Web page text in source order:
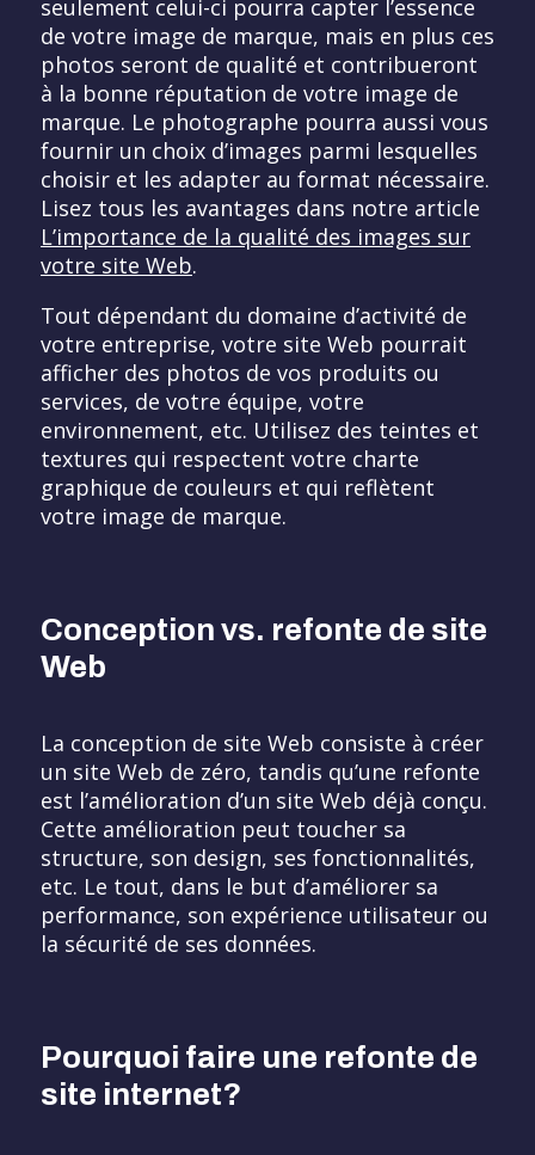
seulement celui-ci pourra capter l’essence
de votre image de marque, mais en plus ces
photos seront de qualité et contribueront
à la bonne réputation de votre image de
marque. Le photographe pourra aussi vous
fournir un choix d’images parmi lesquelles
choisir et les adapter au format nécessaire.
Lisez tous les avantages dans notre article
L’importance de la qualité des images sur
votre site Web.
Tout dépendant du domaine d’activité de
votre entreprise, votre site Web pourrait
afficher des photos de vos produits ou
services, de votre équipe, votre
environnement, etc. Utilisez des teintes et
textures qui respectent votre charte
graphique de couleurs et qui reflètent
votre image de marque.
Conception vs. refonte de site
Web
La conception de site Web consiste à créer
un site Web de zéro, tandis qu’une refonte
est l’amélioration d’un site Web déjà conçu.
Cette amélioration peut toucher sa
structure, son design, ses fonctionnalités,
etc. Le tout, dans le but d’améliorer sa
performance, son expérience utilisateur ou
la sécurité de ses données.
Pourquoi faire une refonte de
site internet?